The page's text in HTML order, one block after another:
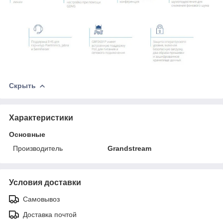
Скрыть
Характеристики
Основные
Производитель
Grandstream
Условия доставки
Самовывоз
Доставка почтой